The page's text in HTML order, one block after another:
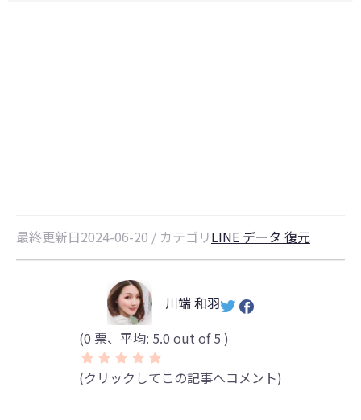
最終更新日2024-06-20 / カテゴリLINE データ 復元
川端 和羽
(0 票、平均: 5.0 out of 5 )
(クリックしてこの記事へコメント)